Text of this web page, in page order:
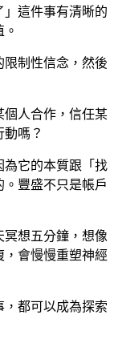
」這件事有清晰的
制性信念，然後
個人合作，信任某
嗎？
為它的本質跟「找
豐盛不只是帳戶
冥想五分鐘，想像
會慢慢重塑神經
都可以成為探索